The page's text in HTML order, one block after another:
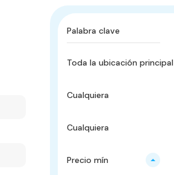
Toda la ubicación principal
Cualquiera
Cualquiera
Precio mín